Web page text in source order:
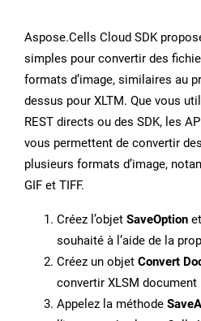
Aspose.Cells Cloud SDK
simples pour convertir des
formats d’image, similaires au
dessus pour XLTM. Que vous
REST directs ou des SDK, les
vous permettent de convertir
plusieurs formats d’image,
GIF et TIFF.
Créez l’objet SaveOption
souhaité à l’aide de la
Créez un objet Convert
convertir XLSM document
Appelez la méthode